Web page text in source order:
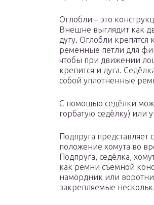
Оглобли – это
Внешне выглядит как
дугу. Оглобли
ременные петли для
чтобы при движении
крепится и дуга.
собой уплотненные
С помощью седёлки
горбатую седёлку) или
Подпруга представляет
положение хомута во
Подпруга, седёлка,
как ремни съемной
намордник или
закрепляемые